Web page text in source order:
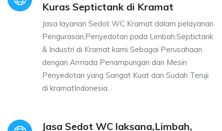
Kuras Septictank di Kramat
Jasa layanan Sedot WC Kramat dalam pelayanan
Pengurasan,Penyedotan pada Limbah,Septictank
& Industri di Kramat kami Sebagai Perusahaan
dengan Armada Penampungan dan Mesin
Penyedotan yang Sangat Kuat dan Sudah Teruji
di kramatIndonesia.
Jasa Sedot WC laksana,Limbah,